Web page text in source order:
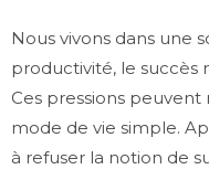
Nous vivons dans une
productivité, le succès
Ces pressions peuvent
mode de vie simple.
à refuser la notion de